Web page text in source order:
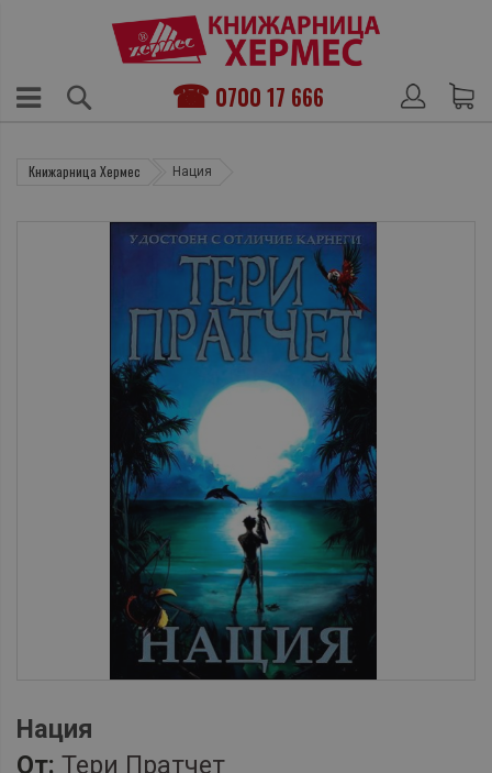
0700 17 666
Книжарница Хермес Нация
Нация
От: Тери Пратчет